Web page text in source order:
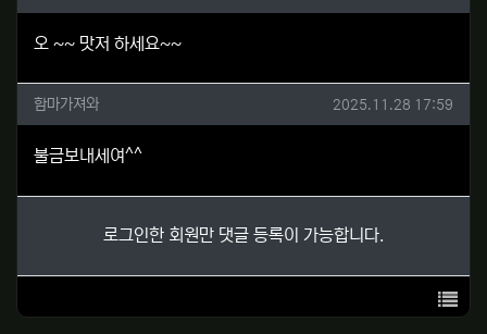
오 ~~ 맛저 하세요~~
함마가져와님의 댓글
함마가져와 작성일
2025.11.28 17:59
불금보내세여^^
로그인한 회원만 댓글 등록이 가능합니다.
목록